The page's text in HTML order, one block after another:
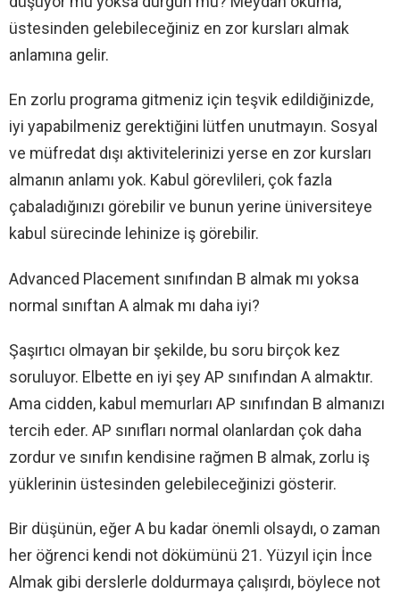
üstesinden gelebileceğiniz en zor kursları almak
anlamına gelir.
En zorlu programa gitmeniz için teşvik edildiğinizde,
iyi yapabilmeniz gerektiğini lütfen unutmayın. Sosyal
ve müfredat dışı aktivitelerinizi yerse en zor kursları
almanın anlamı yok. Kabul görevlileri, çok fazla
çabaladığınızı görebilir ve bunun yerine üniversiteye
kabul sürecinde lehinize iş görebilir.
Advanced Placement sınıfından B almak mı yoksa
normal sınıftan A almak mı daha iyi?
Şaşırtıcı olmayan bir şekilde, bu soru birçok kez
soruluyor. Elbette en iyi şey AP sınıfından A almaktır.
Ama cidden, kabul memurları AP sınıfından B almanızı
tercih eder. AP sınıfları normal olanlardan çok daha
zordur ve sınıfın kendisine rağmen B almak, zorlu iş
yüklerinin üstesinden gelebileceğinizi gösterir.
Bir düşünün, eğer A bu kadar önemli olsaydı, o zaman
her öğrenci kendi not dökümünü 21. Yüzyıl için İnce
Almak gibi derslerle doldurmaya çalışırdı, böylece not